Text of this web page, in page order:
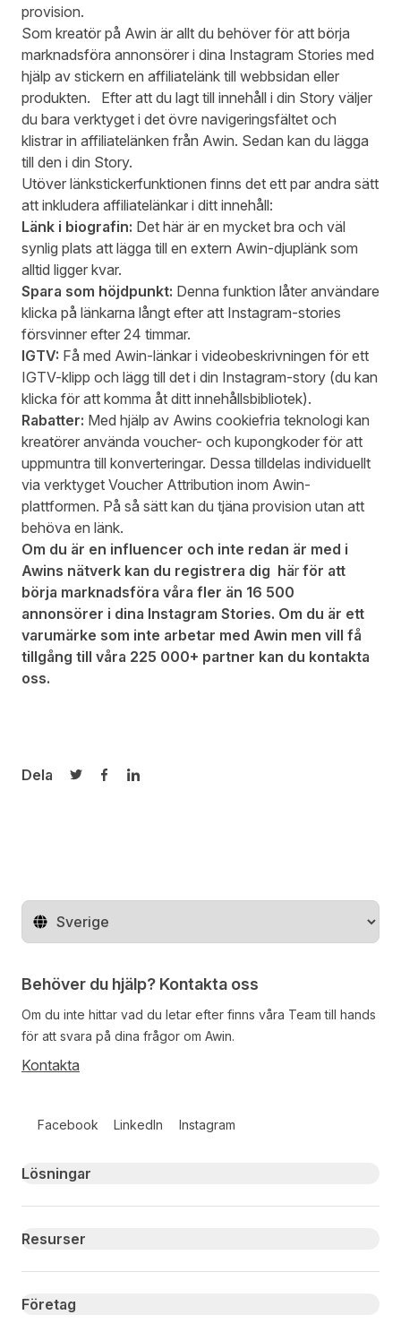
provision.
Som kreatör på Awin är allt du behöver för att börja
marknadsföra annonsörer i dina Instagram Stories med
hjälp av stickern en affiliatelänk till webbsidan eller
produkten. Efter att du lagt till innehåll i din Story väljer
du bara verktyget i det övre navigeringsfältet och
klistrar in affiliatelänken från Awin. Sedan kan du lägga
till den i din Story.
Utöver länkstickerfunktionen finns det ett par andra sätt
att inkludera affiliatelänkar i ditt innehåll:
Länk i biografin: Det här är en mycket bra och väl
synlig plats att lägga till en extern Awin-djuplänk som
alltid ligger kvar.
Spara som höjdpunkt: Denna funktion låter användare
klicka på länkarna långt efter att Instagram-stories
försvinner efter 24 timmar.
IGTV: Få med Awin-länkar i videobeskrivningen för ett
IGTV-klipp och lägg till det i din Instagram-story (du kan
klicka för att komma åt ditt innehållsbibliotek).
Rabatter: Med hjälp av Awins cookiefria teknologi kan
kreatörer använda voucher- och kupongkoder för att
uppmuntra till konverteringar. Dessa tilldelas individuellt
via verktyget Voucher Attribution inom Awin-
plattformen. På så sätt kan du tjäna provision utan att
behöva en länk.
Om du är en influencer och inte redan är med i
Awins nätverk kan du registrera dig här för att
börja marknadsföra våra fler än 16 500
annonsörer i dina Instagram Stories. Om du är ett
varumärke som inte arbetar med Awin men vill få
tillgång till våra 225 000+ partner kan du kontakta
oss.
Dela
Dela på Twitter
Dela på Facebook
Dela på LinkedIn
Byt land
Behöver du hjälp? Kontakta oss
Om du inte hittar vad du letar efter finns våra Team till hands
för att svara på dina frågor om Awin.
Kontakta
Facebook LinkedIn Instagram
Primary footer navigation
Lösningar
Resurser
Företag